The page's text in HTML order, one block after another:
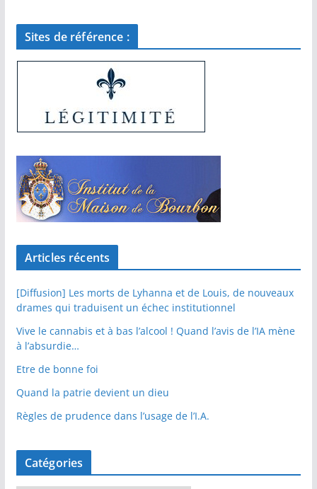
Sites de référence :
Articles récents
[Diffusion] Les morts de Lyhanna et de Louis, de nouveaux
drames qui traduisent un échec institutionnel
Vive le cannabis et à bas l’alcool ! Quand l’avis de l’IA mène
à l’absurdie…
Etre de bonne foi
Quand la patrie devient un dieu
Règles de prudence dans l’usage de l’I.A.
Catégories